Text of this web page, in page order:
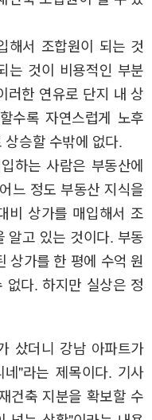
해서 조합원이 되는 것
는 것이 비용적인 부분
러한 연유로 단지 내 상
수록 자연스럽게 노후
승할 수밖에 없다.
하는 사람은 부동산에
느 정도 부동산 지식을
비 상가를 매입해서 조
알고 있는 것이다. 부동
상가를 한 평에 수억 원
다. 하지만 실상은 정
샀더니 강남 아파트가
"라는 제목이다. 기사
건축 지분을 확보할 수